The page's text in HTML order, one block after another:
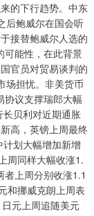
的下行趋势。中东
后鲍威尔在国会听
接替鲍威尔人选的
可能性，在此背景
官员对贸易谈判的
场担忧。非美货币
协议支撑瑞郎大幅
贝利对近期通胀
高，英镑上周最终
划大幅增加新增
周同样大幅收涨1.
上周分别收涨1.1
和挪威克朗上周表
元上周追随美元